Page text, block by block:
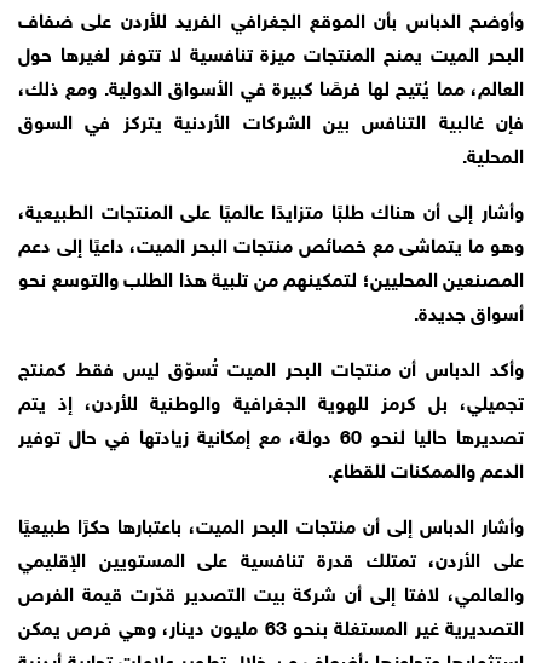
وأوضح الدباس بأن الموقع الجغرافي الفريد للأردن على ضفاف
البحر الميت يمنح المنتجات ميزة تنافسية لا تتوفر لغيرها حول
العالم، مما يُتيح لها فرصًا كبيرة في الأسواق الدولية. ومع ذلك،
فإن غالبية التنافس بين الشركات الأردنية يتركز في السوق
المحلية.
وأشار إلى أن هناك طلبًا متزايدًا عالميًا على المنتجات الطبيعية،
وهو ما يتماشى مع خصائص منتجات البحر الميت، داعيًا إلى دعم
المصنعين المحليين؛ لتمكينهم من تلبية هذا الطلب والتوسع نحو
أسواق جديدة.
وأكد الدباس أن منتجات البحر الميت تُسوّق ليس فقط كمنتج
تجميلي، بل كرمز للهوية الجغرافية والوطنية للأردن، إذ يتم
تصديرها حاليا لنحو 60 دولة، مع إمكانية زيادتها في حال توفير
الدعم والممكنات للقطاع.
وأشار الدباس إلى أن منتجات البحر الميت، باعتبارها حكرًا طبيعيًا
على الأردن، تمتلك قدرة تنافسية على المستويين الإقليمي
والعالمي، لافتا إلى أن شركة بيت التصدير قدّرت قيمة الفرص
التصديرية غير المستغلة بنحو 63 مليون دينار، وهي فرص يمكن